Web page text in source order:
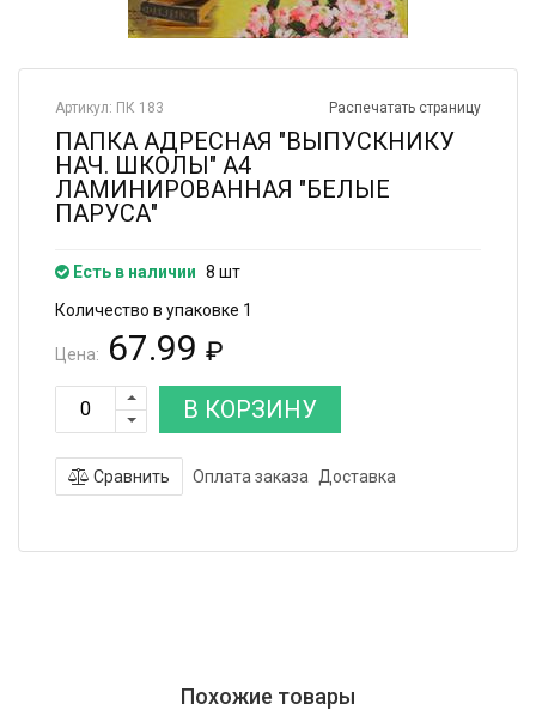
Распечатать страницу
Артикул: ПК 183
ПАПКА АДРЕСНАЯ "ВЫПУСКНИКУ
НАЧ. ШКОЛЫ" А4
ЛАМИНИРОВАННАЯ "БЕЛЫЕ
ПАРУСА"
Есть в наличии 8 шт
Количество в упаковке 1
Цена: 67.99 ₽
В КОРЗИНУ
Сравнить Оплата заказа Доставка
Похожие товары